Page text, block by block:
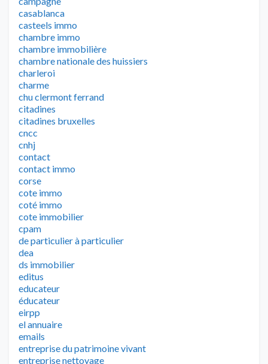
casablanca
casteels immo
chambre immo
chambre immobilière
chambre nationale des huissiers
charleroi
charme
chu clermont ferrand
citadines
citadines bruxelles
cncc
cnhj
contact
contact immo
corse
cote immo
coté immo
cote immobilier
cpam
de particulier à particulier
dea
ds immobilier
editus
educateur
éducateur
eirpp
el annuaire
emails
entreprise du patrimoine vivant
entreprise nettoyage